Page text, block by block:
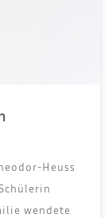
Heuss
wen­de­te